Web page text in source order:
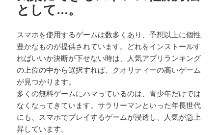
として…。
スマホを使用するゲームは数多くあり、予想以上に個性
豊かなものが提供されています。どれをインストールす
ればいいか決断が下せない時は、人気アプリランキング
の上位の中から選択すれば、クオリティーの高いゲーム
が見つかります。
多くの無料ゲームにハマっているのは、青少年だけでは
なくなってきています。サラリーマンといった年長世代
にも、スマホでプレイするゲームが浸透し、人気が急上
昇しています。